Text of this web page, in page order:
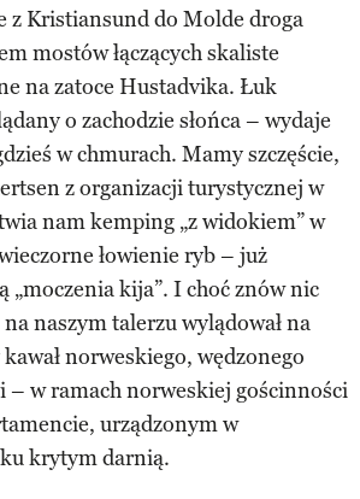
z Kristiansund do Molde droga
mostów łączących skaliste
na zatoce Hustadvika. Łuk
o zachodzie słońca – wydaje
w chmurach. Mamy szczęście,
z organizacji turystycznej w
nam kemping „z widokiem” w
łowienie ryb – już
„moczenia kija”. I choć znów nic
naszym talerzu wylądował na
norweskiego, wędzonego
– w ramach norweskiej gościnności
urządzonym w
krytym darnią.